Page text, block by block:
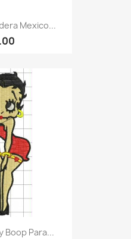
Mexico...
Boop Para...